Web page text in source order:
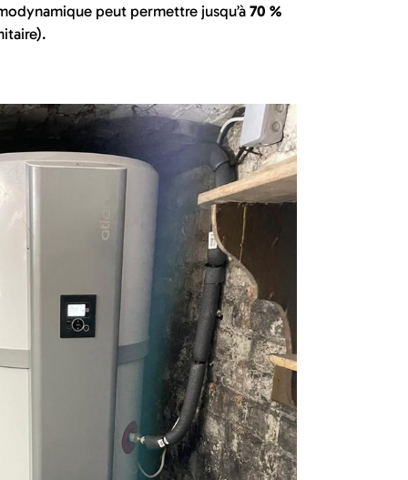
peut permettre jusqu’à 70 %